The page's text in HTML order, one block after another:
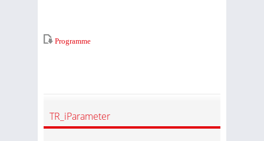
Programme
TR_iParameter